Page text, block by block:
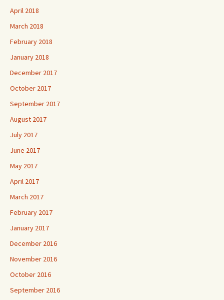
April 2018
March 2018
February 2018
January 2018
December 2017
October 2017
September 2017
August 2017
July 2017
June 2017
May 2017
April 2017
March 2017
February 2017
January 2017
December 2016
November 2016
October 2016
September 2016